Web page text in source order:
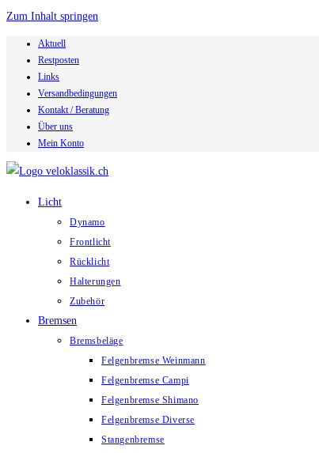
Zum Inhalt springen
Aktuell
Restposten
Links
Versandbedingungen
Kontakt / Beratung
Über uns
Mein Konto
Licht
Dynamo
Frontlicht
Rücklicht
Halterungen
Zubehör
Bremsen
Bremsbeläge
Felgenbremse Weinmann
Felgenbremse Campi
Felgenbremse Shimano
Felgenbremse Diverse
Stangenbremse